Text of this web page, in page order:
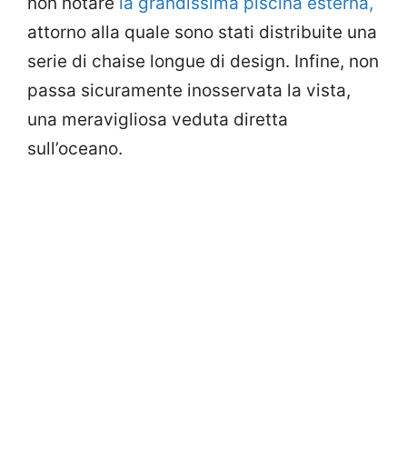
attorno alla quale sono stati distribuite una
serie di chaise longue di design. Infine, non
passa sicuramente inosservata la vista,
una meravigliosa veduta diretta
sull’oceano.